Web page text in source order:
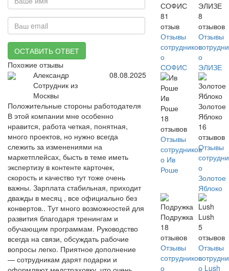
ОСТАВИТЬ ОТВЕТ
Похожие отзывы
Александр
Сотрудник из
Москвы
08.08.2025
Положительные стороны работодателя
В этой компании мне особенно
нравится, работа четкая, понятная,
много проектов, но нужно всегда
слежить за изменениями на
маркетплейсах, бысть в теме иметь
экспертизу в контенте карточек,
скорость и качество тут тоже очень
важны. Зарплата стабильная, приходит
дважды в месяц , все официально без
конвертов.. Тут много возможностей для
развития благодаря тренингам и
обучающим программам. Руководство
всегда на связи, обсуждать рабочие
вопросы легко. Приятное дополнение
— сотрудникам дарят подарки и
СОФИС
81
отзыв
Отзывы
сотрудников
о
СОФИС
ЭЛИЗЕ
8
отзывов
Отзывы
о
ЭЛИЗЕ
Ив
Роше
18
отзывов
Отзывы
сотрудников
о Ив
Роше
Золотое
Яблоко
16
отзывов
Отзывы
о
Золотое
Яблоко
Подружка
18
отзывов
Отзывы
сотрудников
о
Lush
5
отзывов
Отзывы
о Lush